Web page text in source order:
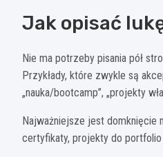
Jak opisać
Nie ma potrzeby pisania pół
Przykłady, które zwykle są
„nauka/bootcamp”, „projekty
Najważniejsze jest domknięcie
certyfikaty, projekty do